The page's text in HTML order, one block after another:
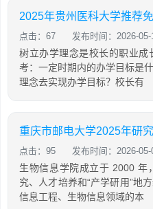
2025年贵州医科大学推荐
点击：67 发布时间：2026-05-
树立办学理念是校长的职业成
考：一定时期内的办学目标是
理念去实现办学目标？校长有
点击：95 发布时间：2026-05-
生物信息学院成立于 2000 年
究、人才培养和“产学研用”地
信息工程、生物信息领域的本